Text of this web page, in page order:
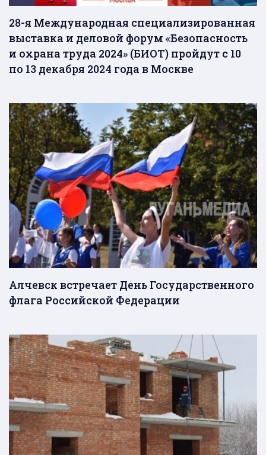
28-я Международная специализированная
выставка и деловой форум «Безопасность
и охрана труда 2024» (БИОТ) пройдут с 10
по 13 декабря 2024 года в Москве
Алчевск встречает День Государственного
флага Российской Федерации